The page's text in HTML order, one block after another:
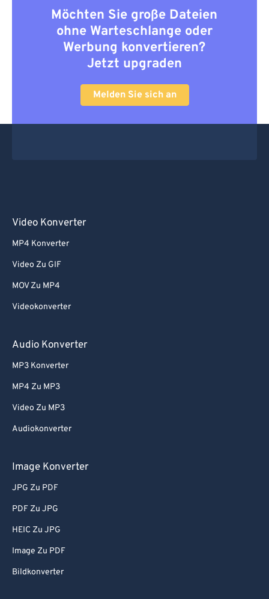
Möchten Sie große Dateien
ohne Warteschlange oder
Werbung konvertieren?
Jetzt upgraden
Melden Sie sich an
Video Konverter
MP4 Konverter
Video Zu GIF
MOV Zu MP4
Videokonverter
Audio Konverter
MP3 Konverter
MP4 Zu MP3
Video Zu MP3
Audiokonverter
Image Konverter
JPG Zu PDF
PDF Zu JPG
HEIC Zu JPG
Image Zu PDF
Bildkonverter